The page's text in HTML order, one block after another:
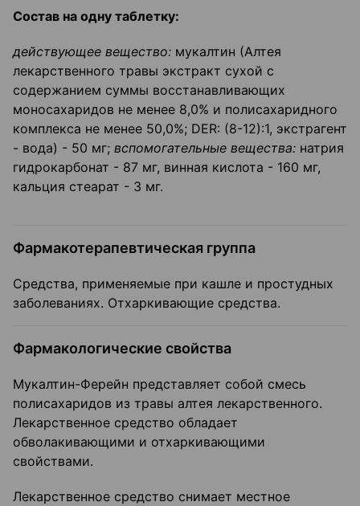
Состав на одну таблетку:
действующее вещество: мукалтин (Алтея
лекарственного травы экстракт сухой с
содержанием суммы восстанавливающих
моносахаридов не менее 8,0% и полисахаридного
комплекса не менее 50,0%; DER: (8-12):1, экстрагент
- вода) - 50 мг; вспомогательные вещества: натрия
гидрокарбонат - 87 мг, винная кислота - 160 мг,
кальция стеарат - 3 мг.
Фармакотерапевтическая группа
Средства, применяемые при кашле и простудных
заболеваниях. Отхаркивающие средства.
Фармакологические свойства
Мукалтин-Ферейн представляет собой смесь
полисахаридов из травы алтея лекарственного.
Лекарственное средство обладает
обволакивающими и отхаркивающими
свойствами.
Лекарственное средство снимает местное